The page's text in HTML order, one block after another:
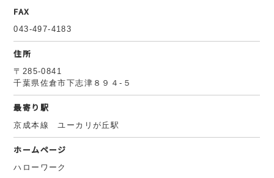
FAX
043-497-4183
住所
〒285-0841
千葉県佐倉市下志津８９４‐５
最寄り駅
京成本線 ユーカリが丘駅
ホームページ
ハローワーク